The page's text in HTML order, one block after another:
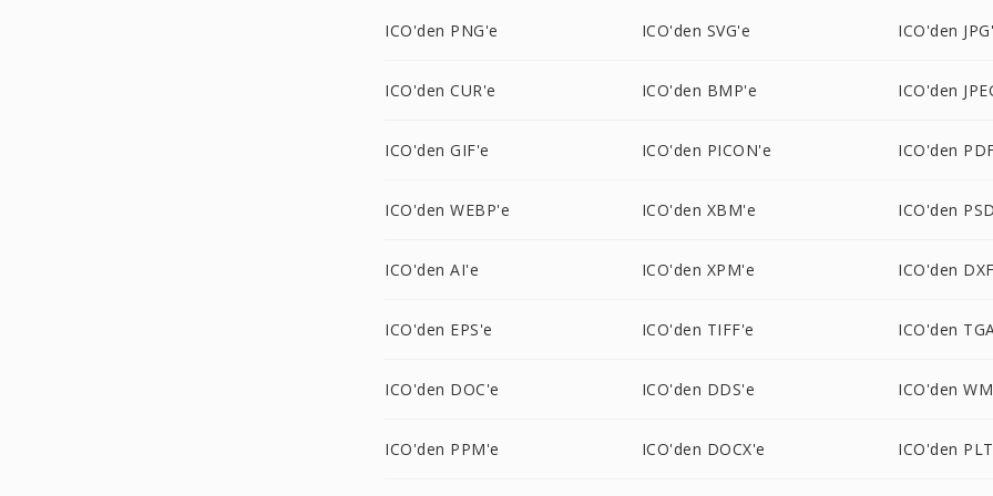
ICO'den PNG'e ICO'den SVG'e ICO'den
ICO'den CUR'e ICO'den BMP'e ICO'den
ICO'den GIF'e ICO'den PICON'e ICO'den
ICO'den WEBP'e ICO'den XBM'e ICO'den
ICO'den AI'e ICO'den XPM'e ICO'den
ICO'den EPS'e ICO'den TIFF'e ICO'den
ICO'den DOC'e ICO'den DDS'e ICO'den
ICO'den PPM'e ICO'den DOCX'e ICO'den